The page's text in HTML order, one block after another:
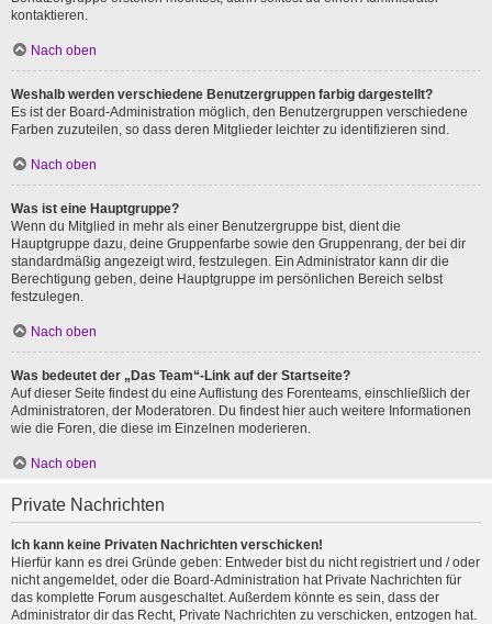
kontaktieren.
Nach oben
Weshalb werden verschiedene Benutzergruppen farbig dargestellt?
Es ist der Board-Administration möglich, den Benutzergruppen verschiedene
Farben zuzuteilen, so dass deren Mitglieder leichter zu identifizieren sind.
Nach oben
Was ist eine Hauptgruppe?
Wenn du Mitglied in mehr als einer Benutzergruppe bist, dient die
Hauptgruppe dazu, deine Gruppenfarbe sowie den Gruppenrang, der bei dir
standardmäßig angezeigt wird, festzulegen. Ein Administrator kann dir die
Berechtigung geben, deine Hauptgruppe im persönlichen Bereich selbst
festzulegen.
Nach oben
Was bedeutet der „Das Team“-Link auf der Startseite?
Auf dieser Seite findest du eine Auflistung des Forenteams, einschließlich der
Administratoren, der Moderatoren. Du findest hier auch weitere Informationen
wie die Foren, die diese im Einzelnen moderieren.
Nach oben
Private Nachrichten
Ich kann keine Privaten Nachrichten verschicken!
Hierfür kann es drei Gründe geben: Entweder bist du nicht registriert und / oder
nicht angemeldet, oder die Board-Administration hat Private Nachrichten für
das komplette Forum ausgeschaltet. Außerdem könnte es sein, dass der
Administrator dir das Recht, Private Nachrichten zu verschicken, entzogen hat.